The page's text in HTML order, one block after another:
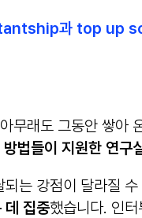
과 top up
무래도 그동안 쌓아
법들이 지원한 연구
는 강점이 달라질
데 집중했습니다. 인